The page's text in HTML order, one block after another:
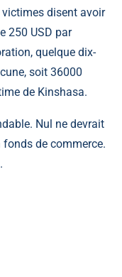
disent avoir
250 USD par
quelque dix-
soit 36000
de Kinshasa.
Nul ne devrait
de commerce.